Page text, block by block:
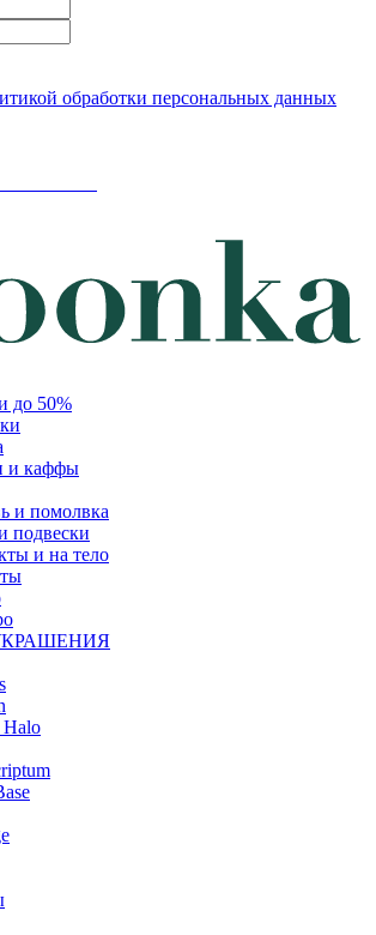
обработки персональных данных
до 50%
и каффы
и помолвка
подвески
и на тело
Halo